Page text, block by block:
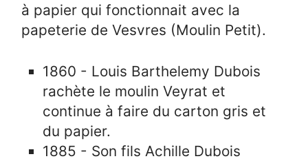
à papier qui fonctionnait avec la
papeterie de Vesvres (Moulin Petit).
1860 - Louis Barthelemy Dubois
rachète le moulin Veyrat et
continue à faire du carton gris et
du papier.
1885 - Son fils Achille Dubois